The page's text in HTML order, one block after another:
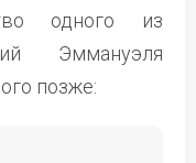
одного из
Эммануэля
позже: